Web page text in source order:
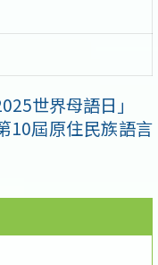
世界母語日」
10屆原住民族語言